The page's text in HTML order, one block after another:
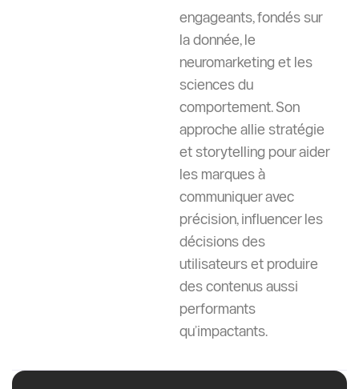
engageants, fondés sur
la donnée, le
neuromarketing et les
sciences du
comportement. Son
approche allie stratégie
et storytelling pour aider
les marques à
communiquer avec
précision, influencer les
décisions des
utilisateurs et produire
des contenus aussi
performants
qu’impactants.